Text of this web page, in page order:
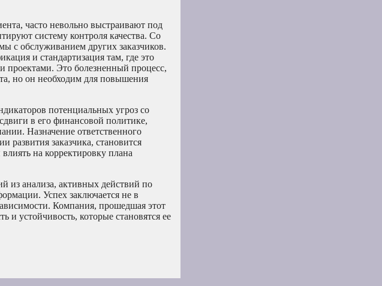
часто невольно выстраивают под
систему контроля качества. Со
с обслуживанием других заказчиков.
и стандартизация там, где это
проектами. Это болезненный процесс,
но он необходим для повышения
потенциальных угроз со
в его финансовой политике,
Назначение ответственного
развития заказчика, становится
на корректировку плана
из анализа, активных действий по
Успех заключается не в
Компания, прошедшая этот
и устойчивость, которые становятся ее